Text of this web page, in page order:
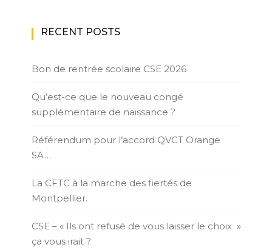
RECENT POSTS
Bon de rentrée scolaire CSE 2026
Qu’est-ce que le nouveau congé
supplémentaire de naissance ?
Référendum pour l’accord QVCT Orange
SA…
La CFTC à la marche des fiertés de
Montpellier.
CSE – « Ils ont refusé de vous laisser le choix »
ça vous irait ?